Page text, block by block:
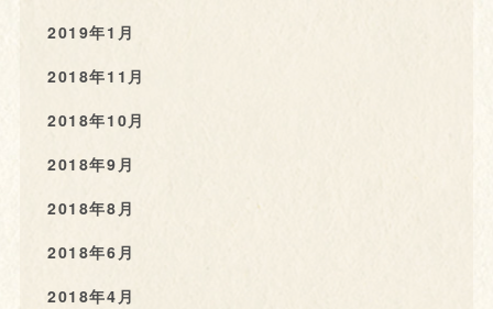
2019年1月
2018年11月
2018年10月
2018年9月
2018年8月
2018年6月
2018年4月